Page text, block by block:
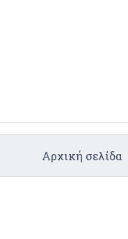
Αρχική σελίδα